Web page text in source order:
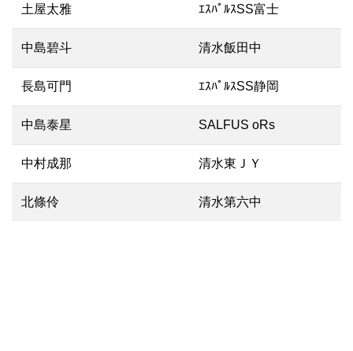
土屋太雅 ｴｽﾊﾟﾙｽSS富士
中島碧斗 清水飯田中
長島可門 ｴｽﾊﾟﾙｽSS静岡
中島泰星 SALFUS oRs
中村成那 清水東ＪＹ
北條伶 清水第六中